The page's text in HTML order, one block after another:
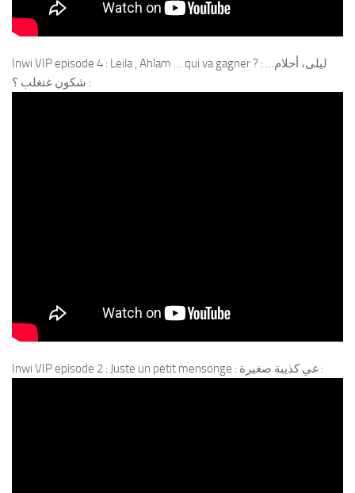
Inwi VIP episode 4 : Leila , Ahlam … qui va gagner ? : ليلى، أحلام…
شكون غتغلب ؟ :
Inwi VIP episode 2 : Juste un petit mensonge : غي كذيبة صغيرة :